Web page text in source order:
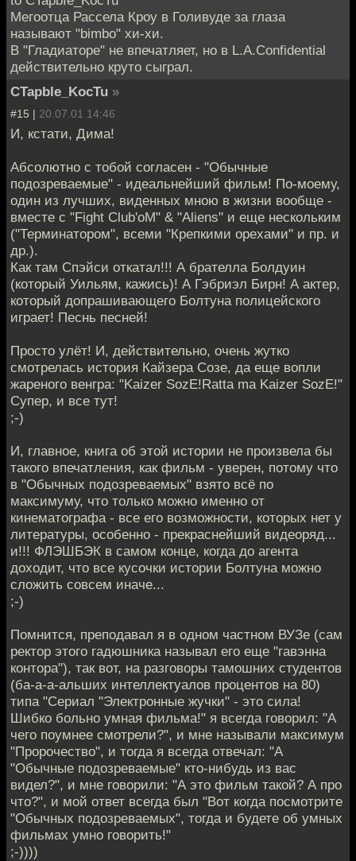
Мегоотца Рассела Кроу в Голивуде за глаза
называют "bimbo" хи-хи.
В "Гладиаторе" не впечатляет, но в L.A.Confidential
действительно круто сыграл.
CTapbIe_KocTu »
#15 | 20.07.01 14:46
И, кстати, Дима!
Абсолютно с тобой согласен - "Обычные
подозреваемые" - идеальнейший фильм! По-моему,
один из лучших, виденных мною в жизни вообще -
вместе с "Fight Club'oM" & "Aliens" и еще нескольким
("Терминатором", всеми "Крепкими орехами" и пр. и
др.).
Как там Спэйси откатал!!! А брателла Болдуин
(который Уильям, кажись)! А Гэбриэл Бирн! А актер,
который допрашивающего Болтуна полицейского
играет! Песнь песней!
Просто улёт! И, действительно, очень жутко
смотрелась история Кайзера Созе, да еще вопли
жареного венгра: "Kaizer SozE!Ratta ma Kaizer SozE!"
Супер, и все тут!
;-)
И, главное, книга об этой истории не произвела бы
такого впечатления, как фильм - уверен, потому что
в "Обычных подозреваемых" взято всё по
максимуму, что только можно именно от
кинематографа - все его возможности, которых нет у
литературы, особенно - прекраснейший видеоряд...
и!!! ФЛЭШБЭК в самом конце, когда до агента
доходит, что все кусочки истории Болтуна можно
сложить совсем иначе...
;-)
Помнится, преподавал я в одном частном ВУЗе (сам
ректор этого гадюшника называл его еще "гавэнна
контора"), так вот, на разговоры тамошних студентов
(ба-а-а-альших интеллектуалов процентов на 80)
типа "Сериал "Электронные жучки" - это сила!
Шибко больно умная фильма!" я всегда говорил: "А
чего поумнее смотрели?", и мне называли максимум
"Пророчество", и тогда я всегда отвечал: "А
"Обычные подозреваемые" кто-нибудь из вас
видел?", и мне говорили: "А это фильм такой? А про
что?", и мой ответ всегда был "Вот когда посмотрите
"Обычных подозреваемых", тогда и будете об умных
фильмах умно говорить!"
;-))))